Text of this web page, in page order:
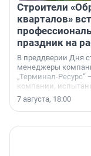
Строители
кварталов»
праздник на
В преддверии Дня
менеджеры
„Терминал-Ресурс“
компании,
осторожного
7 августа, 18:00